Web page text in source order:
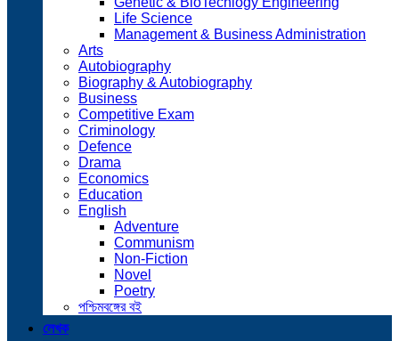
Life Science
Management & Business Administration
Arts
Autobiography
Biography & Autobiography
Business
Competitive Exam
Criminology
Defence
Drama
Economics
Education
English
Adventure
Communism
Non-Fiction
Novel
Poetry
পশ্চিমবঙ্গের বই
লেখক